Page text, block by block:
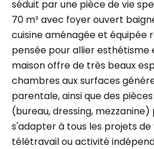
séduit par une pièce de vie
70 m² avec foyer ouvert
cuisine aménagée et équipée
pensée pour allier esthétisme
maison offre de très beaux
chambres aux surfaces
parentale, ainsi que des
(bureau, dressing,
s'adapter à tous les projets de
télétravail ou activité